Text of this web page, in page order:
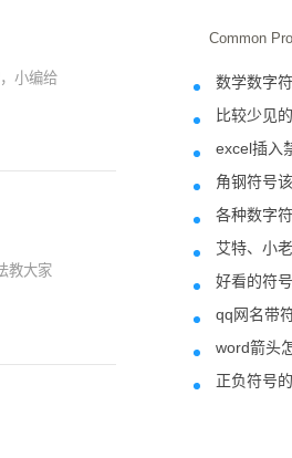
小编给
教大家
Common
数学数字
比较少见
excel插入
角钢符号
各种数字
艾特、小
好看的符
qq网名带
word箭头
正负符号